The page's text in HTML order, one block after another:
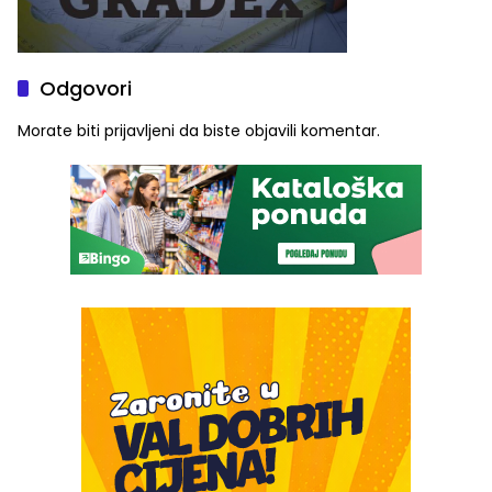
Odgovori
Morate biti prijavljeni da biste objavili komentar.